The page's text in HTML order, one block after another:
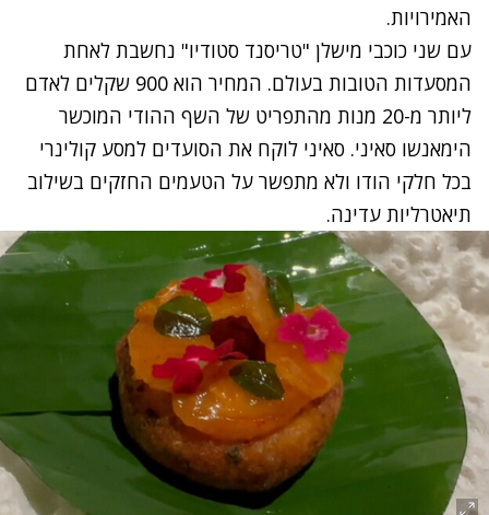
האמירויות.
עם שני כוכבי מישלן "טריסנד סטודיו" נחשבת לאחת
המסעדות הטובות בעולם. המחיר הוא 900 שקלים לאדם
ליותר מ-20 מנות מהתפריט של השף ההודי המוכשר
הימאנשו סאיני. סאיני לוקח את הסועדים למסע קולינרי
בכל חלקי הודו ולא מתפשר על הטעמים החזקים בשילוב
תיאטרליות עדינה.